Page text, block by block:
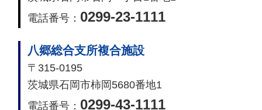
電話番号： 0299-23-1111
八郷総合支所複合施設
〒315-0195
茨城県石岡市柿岡5680番地1
電話番号： 0299-43-1111